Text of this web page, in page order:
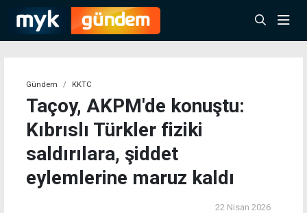
Gündem KKTC
Taçoy, AKPM'de konuştu:
Kıbrıslı Türkler fiziki
saldırılara, şiddet
eylemlerine maruz kaldı
22 Nisan 2026